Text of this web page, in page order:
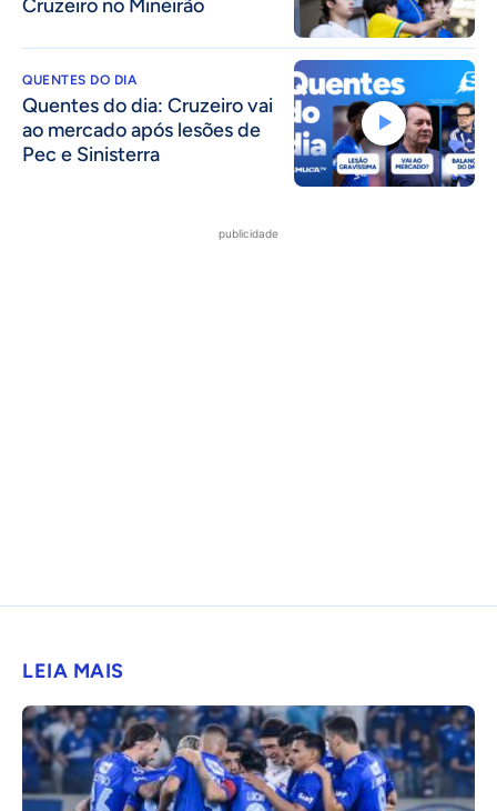
Cruzeiro no Mineirão
QUENTES DO DIA
Quentes do dia: Cruzeiro vai
ao mercado após lesões de
Pec e Sinisterra
publicidade
LEIA MAIS